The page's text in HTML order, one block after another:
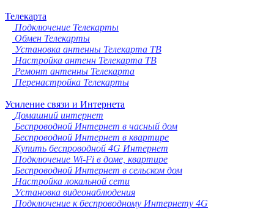
Телекарта
Подключение Телекарты
Обмен Телекарты
Установка антенны Телекарта ТВ
Настройка антенн Телекарта ТВ
Ремонт антенны Телекарта
Перенастройка Телекарты
Усиление связи и Интернета
Домашний интернет
Беспроводной Интернет в часный дом
Беспроводной Интернет в квартире
Купить беспроводной 4G Интернет
Подключение Wi-Fi в доме, квартире
Беспроводной Интернет в сельском дом
Настройка локальной сети
Установка видеонаблюдения
Подключение к беспроводному Интернету 4G